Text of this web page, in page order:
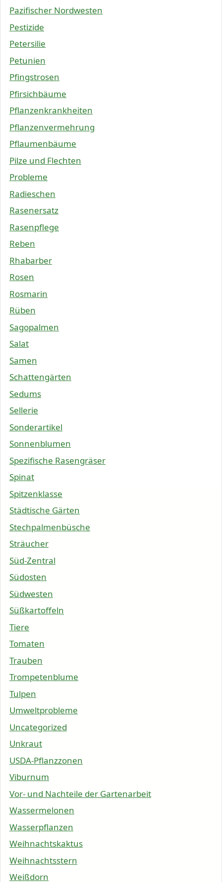
Pazifischer Nordwesten
Pestizide
Petersilie
Petunien
Pfingstrosen
Pfirsichbäume
Pflanzenkrankheiten
Pflanzenvermehrung
Pflaumenbäume
Pilze und Flechten
Probleme
Radieschen
Rasenersatz
Rasenpflege
Reben
Rhabarber
Rosen
Rosmarin
Rüben
Sagopalmen
Salat
Samen
Schattengärten
Sedums
Sellerie
Sonderartikel
Sonnenblumen
Spezifische Rasengräser
Spinat
Spitzenklasse
Städtische Gärten
Stechpalmenbüsche
Sträucher
Süd-Zentral
Südosten
Südwesten
Süßkartoffeln
Tiere
Tomaten
Trauben
Trompetenblume
Tulpen
Umweltprobleme
Uncategorized
Unkraut
USDA-Pflanzzonen
Viburnum
Vor- und Nachteile der Gartenarbeit
Wassermelonen
Wasserpflanzen
Weihnachtskaktus
Weihnachtsstern
Weißdorn